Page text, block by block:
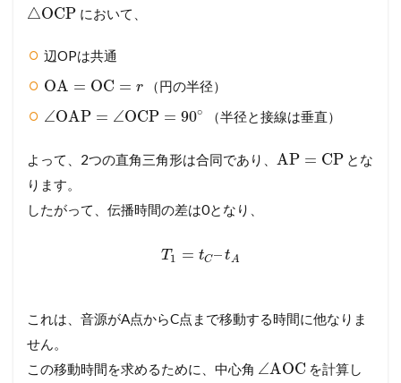
△OCP において、
辺OPは共通
OA = OC = r（円の半径）
∠OAP = ∠OCP = 90∘ （半径と接線は垂直）
よって、2つの直角三角形は合同であり、 AP = CP とな
ります。
したがって、伝播時間の差は0となり、
T 1 = tC–tA
これは、音源がA点からC点まで移動する時間に他なりま
せん。
この移動時間を求めるために、中心角 ∠AOC を計算し